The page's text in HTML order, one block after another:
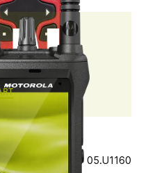
Vårt art.nr 05.U1160